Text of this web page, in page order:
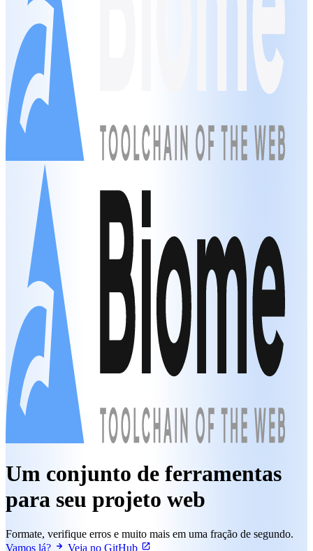
Um conjunto de ferramentas
para seu projeto web
Formate, verifique erros e muito mais em uma fração de segundo.
Vamos lá?
Veja no GitHub